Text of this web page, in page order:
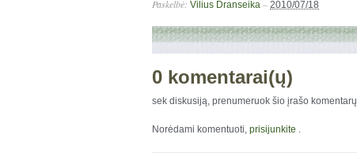
Paskelbė: Vilius Dranseika – 2010/07/18
0 komentarai(ų)
sek diskusiją, prenumeruok šio įrašo komentarų
Norėdami komentuoti, prisijunkite .